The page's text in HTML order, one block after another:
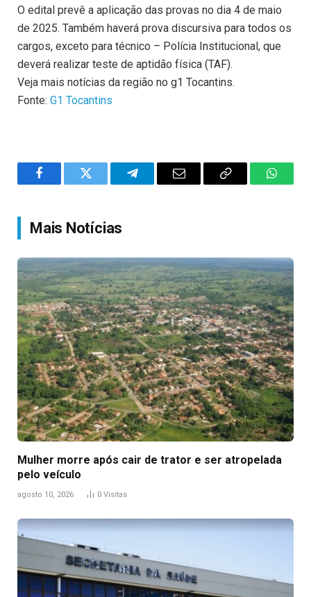
O edital prevê a aplicação das provas no dia 4 de maio
de 2025. Também haverá prova discursiva para todos os
cargos, exceto para técnico – Polícia Institucional, que
deverá realizar teste de aptidão física (TAF).
Veja mais notícias da região no g1 Tocantins.
Fonte: G1 Tocantins
FacebookTwitter TelegramEmail
Copy
Mais Notícias
Mulher morre após cair de trator e ser atropelada
pelo veículo
agosto 10, 2026 0 Visitas